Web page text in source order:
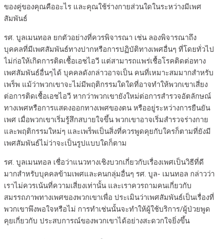
ของคู่ของคุณคืออะไร และคุณใช้ร่างกายส่วนใดในระหว่างมีเพศ
สัมพันธ์
รศ. บูลเมนทอล ยกตัวอย่างที่ควรพิจารณา เช่น ลองพิจารณาถึง
บุคคลที่มีเพศสัมพันธ์ทางปากหรือการปฏิบัติทางเพศอื่นๆ ที่โดยทั่วไป
ไม่ก่อให้เกิดการติดเชื้อเอชไอวี แต่สามารถแพร่เชื้อโรคติดต่อทาง
เพศสัมพันธ์อื่นๆได้ บุคคลดังกล่าวอาจเป็น คนที่เหมาะสมมากสำหรับ
เพร็พ แม้ว่าพวกเขาจะไม่มีพฤติกรรมใดใดที่อาจทำให้พวกเขาเสี่ยง
ต่อการติดเชื้อเอชไอวี หากว่าพวกเขายังใหม่ต่อการสำรวจอัตลักษณ์
ทางเพศหรือการแสดงออกทางเพศของตน หรืออยู่ระหว่างการยืนยัน
เพศ เมื่อพวกเขาเริ่มรู้สึกสบายใจขึ้น พวกเขาอาจเริ่มสำรวจร่างกาย
และพฤติกรรมใหม่ๆ และเพร็พเป็นสิ่งที่ควรพูดคุยกับใครก็ตามที่ยังมี
เพศสัมพันธ์ไม่ว่าจะเป็นรูปแบบใดก็ตาม
รศ. บูลเมนทอล เชื่อว่าแนวทางเชิงบวกเกี่ยวกับเรื่องเพศเป็นวิธีที่ดี
มากสำหรับบุคคลข้ามเพศและคนกลุ่มอื่นๆ รศ. บูล- เมนทอล กล่าวว่า
เราไม่ควรเน้นที่ความเสี่ยงเท่านั้น และเราควรถามคนเกี่ยวกับ
สมรรถภาพทางเพศของพวกเขาเพื่อ ประเมินว่าเพศสัมพันธ์เป็นเรื่องที่
พวกเขาพึงพอใจหรือไม่ การทำเช่นนั้นจะทำให้ผู้ใช้บริการ/ผู้ป่วยพูด
คุยเกี่ยวกับ ประสบการณ์ของพวกเขาได้อย่างสะดวกใจยิ่งขึ้น